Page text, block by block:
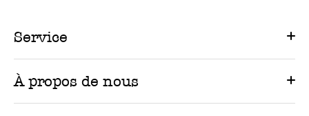
Service
À propos de nous